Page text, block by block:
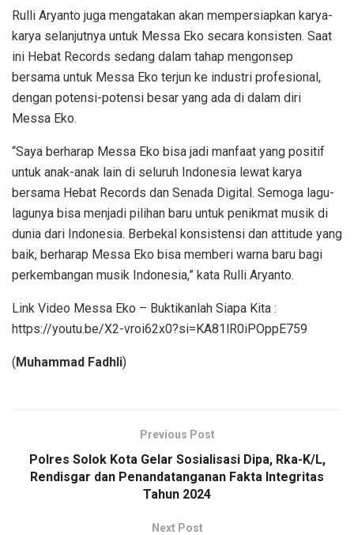
Rulli Aryanto juga mengatakan akan mempersiapkan karya-
karya selanjutnya untuk Messa Eko secara konsisten. Saat
ini Hebat Records sedang dalam tahap mengonsep
bersama untuk Messa Eko terjun ke industri profesional,
dengan potensi-potensi besar yang ada di dalam diri
Messa Eko.
“Saya berharap Messa Eko bisa jadi manfaat yang positif
untuk anak-anak lain di seluruh Indonesia lewat karya
bersama Hebat Records dan Senada Digital. Semoga lagu-
lagunya bisa menjadi pilihan baru untuk penikmat musik di
dunia dari Indonesia. Berbekal konsistensi dan attitude yang
baik, berharap Messa Eko bisa memberi warna baru bagi
perkembangan musik Indonesia,” kata Rulli Aryanto.
Link Video Messa Eko – Buktikanlah Siapa Kita :
https://youtu.be/X2-vroi62x0?si=KA81lR0iPOppE759
(Muhammad Fadhli)
Previous Post
Polres Solok Kota Gelar Sosialisasi Dipa, Rka-K/L,
Rendisgar dan Penandatanganan Fakta Integritas
Tahun 2024
Next Post